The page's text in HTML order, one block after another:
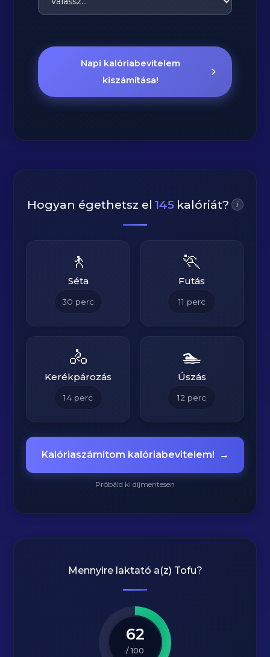
Napi kalóriabevitelem
kiszámítása!
Hogyan égethetsz el 145 kalóriát? i
🚶
Séta
30 perc
🏃
Futás
11 perc
🚴
Kerékpározás
14 perc
🏊
Úszás
12 perc
Kalóriaszámítom kalóriabevitelem! →
Próbáld ki díjmentesen
Mennyire laktató a(z) Tofu?
62
/ 100